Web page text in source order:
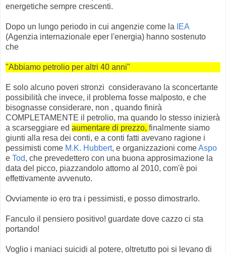
energetiche sempre crescenti.
Dopo un lungo periodo in cui angenzie come la
IEA
(Agenzia internazionale eper l'energia) hanno sostenuto
che
"Abbiamo petrolio per altri 40 anni"
E solo alcuno poveri stronzi consideravano la sconcertante
possibilità che invece, il problema fosse malposto, e che
bisognasse considerare, non , quando finirà
COMPLETAMENTE il petrolio, ma quando lo stesso inizierà
a scarseggiare ed aumentare di prezzo, finalmente siamo
giunti alla resa dei conti, e a conti fatti avevano ragione i
pessimisti come M.K. Hubbert, e organizzazioni comeAspo
e Tod, che prevedettero con una buona approsimazione la
data del picco, piazzandolo attorno al 2010, com'è poi
effettivamente avvenuto.
Ovviamente io ero tra i pessimisti, e posso dimostrarlo.
Fanculo il pensiero positivo! guardate dove cazzo ci sta
portando!
Voglio i maniaci suicidi al potere, oltretutto poi si levano di